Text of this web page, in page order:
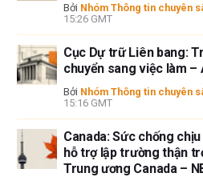
Bởi Nhóm Thông tin chuyên
15:26 GMT
Cục Dự trữ Liên bang:
chuyển sang việc làm –
Bởi Nhóm Thông tin chuyên
15:16 GMT
Canada: Sức chống
hỗ trợ lập trường thận
Trung ương Canada –